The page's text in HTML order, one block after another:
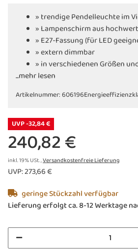
» trendige Pendelleuchte im
» Lampenschirm aus
» E27-Fassung (für LED
» extern dimmbar
» in verschiedenen Größen
erhältlich
...mehr lesen
Artikelnummer:606196
UVP -32,84 €
240,82 €
inkl. 19% USt. ,Versandkostenfreie Lieferung
UVP:273,66 €
geringe Stückzahl verfügbar
Lieferung erfolgt ca. 8-12 Werktage